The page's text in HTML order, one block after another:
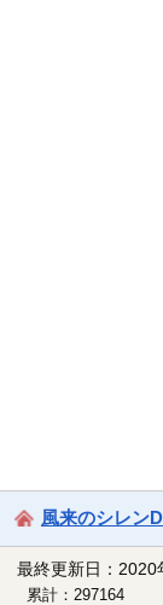
風来のシレン
最終更新日：
累計：297164